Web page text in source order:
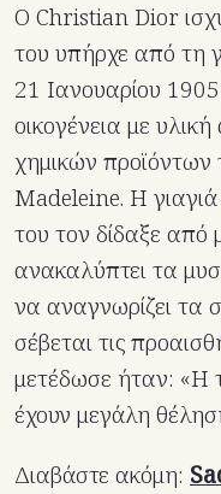
Ο Christian Dior
του υπήρχε από τη
21 Ιανουαρίου
οικογένεια με
χημικών
Madeleine. Η
του τον δίδαξε από
ανακαλύπτει τα
να αναγνωρίζει τα
σέβεται τις
μετέδωσε ήταν: «Η
έχουν μεγάλη
Διαβάστε ακόμη: